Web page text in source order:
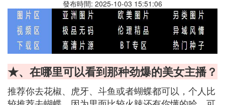
發布時間: 2025-10-03 15:51:06
★、在哪里可以看到那种劲爆的美女主播？
推荐你去花椒、虎牙、斗鱼或者蝴蝶都可以，个人比